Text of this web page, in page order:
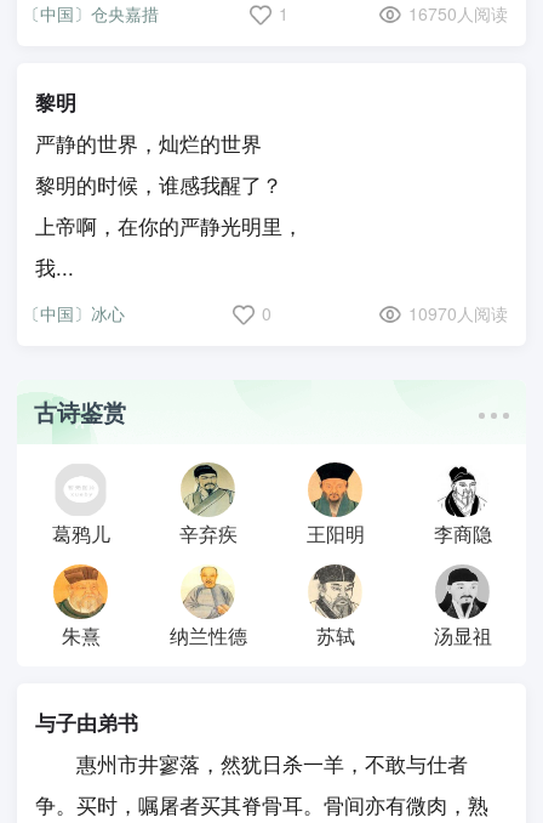
〔中国〕仓央嘉措 1 16750人阅读
黎明
严静的世界，灿烂的世界
黎明的时候，谁感我醒了？
上帝啊，在你的严静光明里，
我...
〔中国〕冰心 0 10970人阅读
古诗鉴赏
葛鸦儿 辛弃疾 王阳明 李商隐
朱熹 纳兰性德 苏轼 汤显祖
与子由弟书
惠州市井寥落，然犹日杀一羊，不敢与仕者
争。买时，嘱屠者买其脊骨耳。骨间亦有微肉，熟